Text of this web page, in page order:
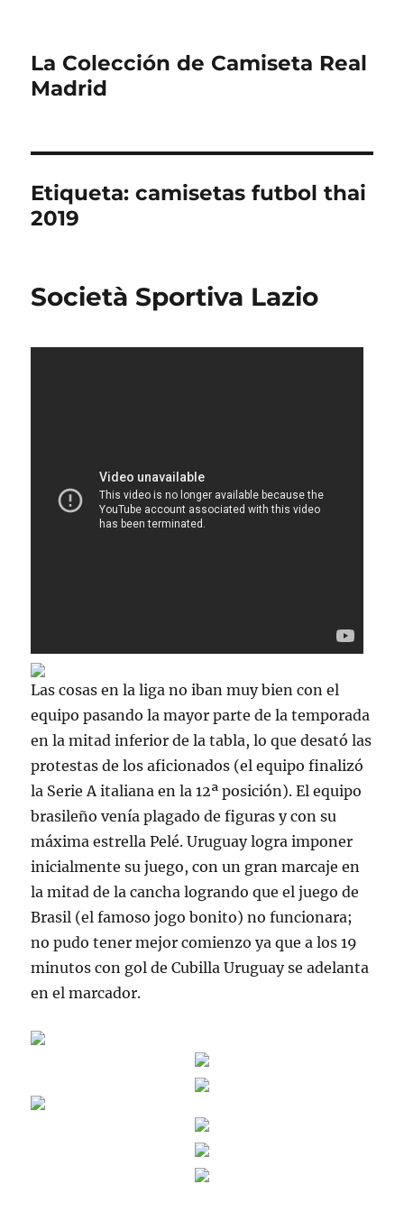
La Colección de Camiseta Real
Madrid
Etiqueta:camisetas futbol thai
2019
Società Sportiva Lazio
Las cosas en la liga no iban muy bien con el
equipo pasando la mayor parte de la temporada
en la mitad inferior de la tabla, lo que desató las
protestas de los aficionados (el equipo finalizó
la Serie A italiana en la 12ª posición). El equipo
brasileño venía plagado de figuras y con su
máxima estrella Pelé. Uruguay logra imponer
inicialmente su juego, con un gran marcaje en
la mitad de la cancha logrando que el juego de
Brasil (el famoso jogo bonito) no funcionara;
no pudo tener mejor comienzo ya que a los 19
minutos con gol de Cubilla Uruguay se adelanta
en el marcador.